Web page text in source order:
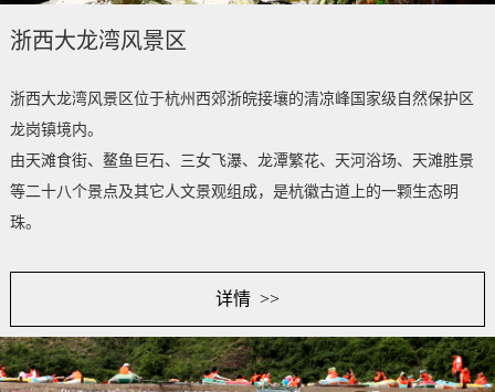
浙西大龙湾风景区
浙西大龙湾风景区位于杭州西郊浙皖接壤的清凉峰国家级自然保护区
龙岗镇境内。
由天滩食街、鳌鱼巨石、三女飞瀑、龙潭繁花、天河浴场、天滩胜景
等二十八个景点及其它人文景观组成，是杭徽古道上的一颗生态明
珠。
详情 >>